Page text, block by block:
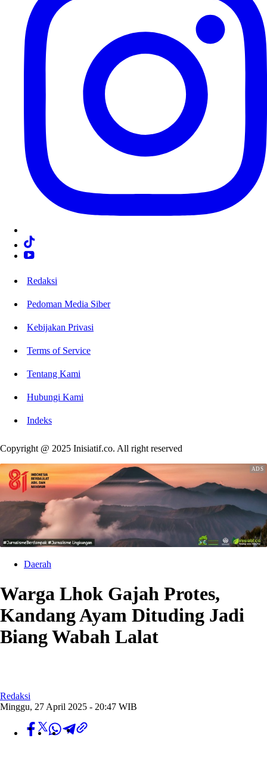
Redaksi
Pedoman Media Siber
Kebijakan Privasi
Terms of Service
Tentang Kami
Hubungi Kami
Indeks
Copyright @ 2025 Inisiatif.co. All right reserved
Daerah
Warga Lhok Gajah Protes,
Kandang Ayam Dituding Jadi
Biang Wabah Lalat
Redaksi
Minggu, 27 April 2025 - 20:47 WIB